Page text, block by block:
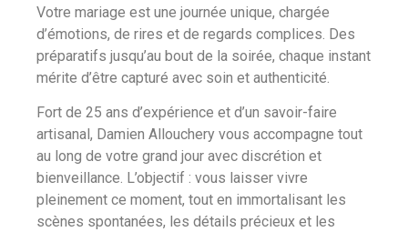
Votre mariage est une journée unique, chargée
d’émotions, de rires et de regards complices. Des
préparatifs jusqu’au bout de la soirée, chaque instant
mérite d’être capturé avec soin et authenticité.
Fort de 25 ans d’expérience et d’un savoir-faire
artisanal, Damien Allouchery vous accompagne tout
au long de votre grand jour avec discrétion et
bienveillance. L’objectif : vous laisser vivre
pleinement ce moment, tout en immortalisant les
scènes spontanées, les détails précieux et les